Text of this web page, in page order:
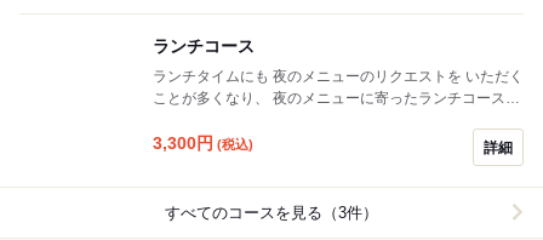
題 2時間 2,970円(税込)もご用意しております。 詳し
ランチコース
ランチタイムにも 夜のメニューのリクエストを いただく
ことが多くなり、 夜のメニューに寄ったランチコースを
3,300円 (税込) 詳細
すべてのコースを見る（3件）